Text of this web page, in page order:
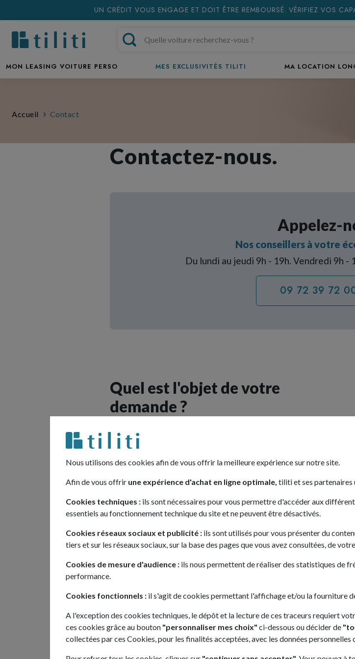
Nous utilisons des cookies afin de vous offrir la meilleure expérience sur notre site.
Afin de vous offrir une expérience d'achat en ligne optimale, tiliti et ses partenaires
Cookies techniques : ils sont nécessaires pour vous permettre d'accéder aux
essentiels au fonctionnement technique du site et ne peuvent être désactivés.
Cookies réseaux sociaux et publicité : ils sont utilisés pour vous présenter du
tiers et sur les réseaux sociaux, sur la base des pages que vous avez consultées, de
Cookies de mesure d'audience : ils nous permettent de réaliser des statistiques de
performance.
Cookies fonctionnels : il s'agit de cookies permettant l'affichage et/ou la fourniture
A l'exception des cookies techniques, le dépôt et la lecture de ces traceurs requiert
ces cookies grâce au bouton "personnaliser mes choix" ci-dessous ou décider de
collectées par ces Cookies, pour les finalités acceptées, avec les données
UN CRÉDIT VOUS ENGAGE ET DOIT ÊTRE REMBOURSÉ. VÉRIFIEZ VOS
MON LEASING VOITURE PERSO MES EXCLUSIVITÉS TILITI MA LOCATION
Accueil Contact
Contactez-nous.
Appelez-
Nos conseillers à votre
Du lundi au jeudi 9h - 19h. Vendredi 9h -
09 72 39 72
Quel est l'objet de votre
demande ?
mieux à votre demande. Si une page correspond à
automatiquement. Sinon, vous pourrez remplir notre
formulaire de contact.
Une candidature spontanée ou une offre d'emploi
Une demande de devis particulier
Une demande de devis pro
L'envoie de documents (bulletins de salaire, pièce d'identité,
L'entretien de votre véhicule
Une amende
tout s’est
la livraison du
Dossier Rapide, facilement joignable très
professionnel rien a dire merci
Réactif,